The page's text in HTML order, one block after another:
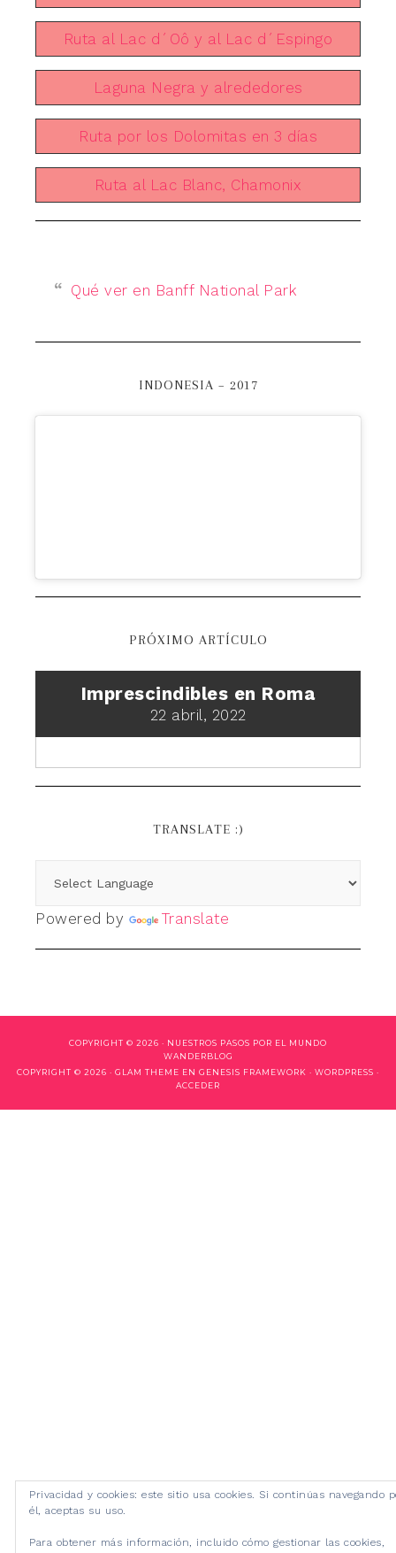
Ruta al Lac d´Oô y al Lac d´Espingo
Laguna Negra y alrededores
Ruta por los Dolomitas en 3 días
Ruta al Lac Blanc, Chamonix
Qué ver en Banff National Park
INDONESIA – 2017
PRÓXIMO ARTÍCULO
Imprescindibles en Roma
22 abril, 2022
TRANSLATE :)
Powered by Translate
COPYRIGHT © 2026 · NUESTROS PASOS POR EL MUNDO
WANDERBLOG
COPYRIGHT © 2026 · GLAM THEME EN GENESIS FRAMEWORK · WORDPRESS ·
ACCEDER
Privacidad y cookies: este sitio usa cookies. Si continúas navegando
él, aceptas su uso.
Para obtener más información, incluido cómo gestionar las cookies,